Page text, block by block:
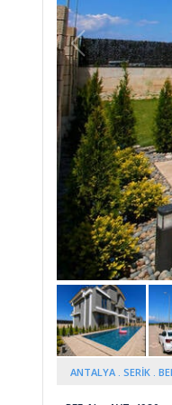
ANTALYA SERİK